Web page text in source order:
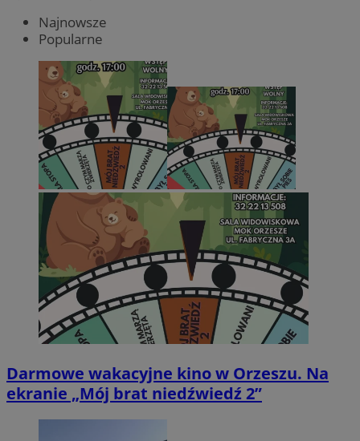
Najnowsze
Popularne
Darmowe wakacyjne kino w Orzeszu. Na
ekranie „Mój brat niedźwiedź 2”